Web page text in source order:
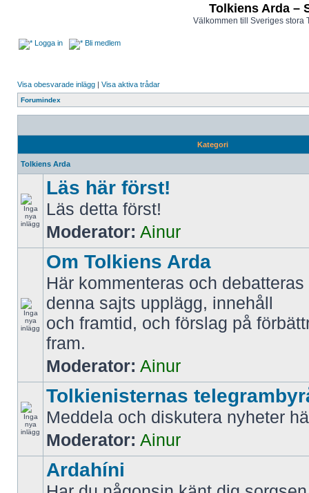
Tolkiens Arda –
Välkommen till Sveriges stora
Logga in Bli medlem
Visa obesvarade inlägg | Visa aktiva trådar
Forumindex
Kategori
Tolkiens Arda
Läs här först!
Läs detta först!
Moderator: Ainur
Om Tolkiens Arda
Här kommenteras och
denna sajts upplägg, innehåll
och framtid, och förslag på
fram.
Moderator: Ainur
Tolkienisternas
Meddela och diskutera nyheter
Moderator: Ainur
Ardahíni